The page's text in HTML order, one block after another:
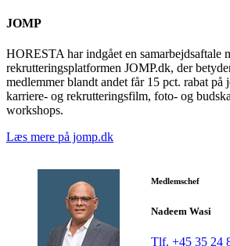
JOMP
HORESTA har indgået en samarbejdsaftale
rekrutteringsplatformen JOMP.dk, der
medlemmer blandt andet får 15 pct. rabat på
karriere- og rekrutteringsfilm, foto- og
workshops.
Læs mere på jomp.dk
Medlemschef
Nadeem Wasi
Tlf. +45 35 24